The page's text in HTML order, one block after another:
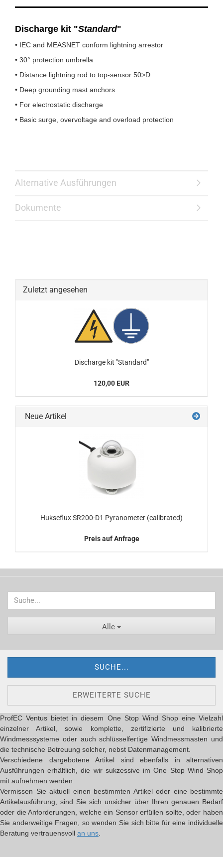
Discharge kit "Standard"
• IEC and MEASNET conform lightning arrestor
• 30° protection umbrella
• Distance lightning rod to top-sensor 50>D
• Deep grounding mast anchors
• For electrostatic discharge
• Basic surge, overvoltage and overload protection
Alternative Ausführungen
Dokumente
Zuletzt angesehen
Discharge kit "Standard"
120,00 EUR
Neue Artikel
Hukseflux SR200-D1 Pyranometer (calibrated)
Preis auf Anfrage
Alle
SUCHE...
ERWEITERTE SUCHE
ProfEC Ventus bietet in diesem One Stop Wind Shop eine Vielzahl
einzelner Artikel, sowie komplette, zertifizierte und kalibrierte
Windmesssysteme oder auch schlüsselfertige Windmessmasten und
die technische Betreuung solcher, nebst Datenmanagement.
Verschiedene dargebotene Artikel sind ebenfalls in alternativen
Ausführungen erhältlich, die wir sukzessive im One Stop Wind Shop
mit aufnehmen werden.
Vermissen Sie aktuell einen bestimmten Artikel oder eine bestimmte
Artikelausführung, sind Sie sich unsicher über Ihren genauen Bedarf
oder die Anforderungen, welche ein Sensor erfüllen sollte, oder haben
Sie anderweitige Fragen, so wenden Sie sich bitte für eine individuelle
Beratung vertrauensvoll an uns